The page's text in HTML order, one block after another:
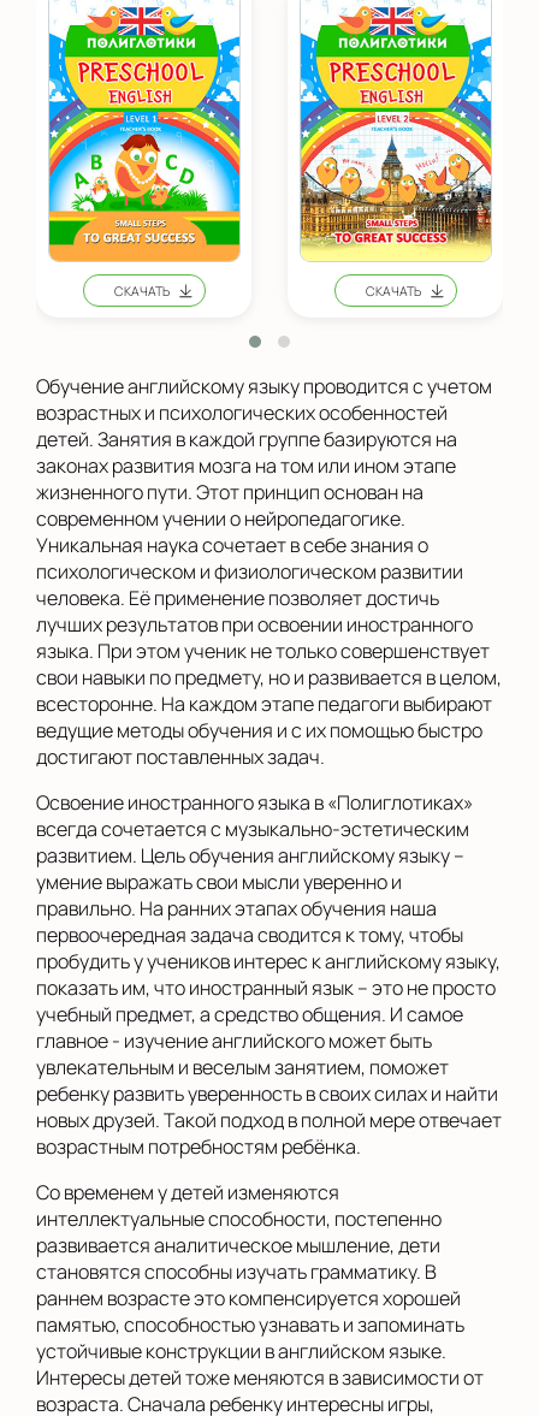
Обучение английскому языку проводится с учетом
возрастных и психологических особенностей
детей. Занятия в каждой группе базируются на
законах развития мозга на том или ином этапе
жизненного пути. Этот принцип основан на
современном учении о нейропедагогике.
Уникальная наука сочетает в себе знания о
психологическом и физиологическом развитии
человека. Её применение позволяет достичь
лучших результатов при освоении иностранного
языка. При этом ученик не только совершенствует
свои навыки по предмету, но и развивается в целом,
всесторонне. На каждом этапе педагоги выбирают
ведущие методы обучения и с их помощью быстро
достигают поставленных задач.
Освоение иностранного языка в «Полиглотиках»
всегда сочетается с музыкально-эстетическим
развитием. Цель обучения английскому языку –
умение выражать свои мысли уверенно и
правильно. На ранних этапах обучения наша
первоочередная задача сводится к тому, чтобы
пробудить у учеников интерес к английскому языку,
показать им, что иностранный язык – это не просто
учебный предмет, а средство общения. И самое
главное - изучение английского может быть
увлекательным и веселым занятием, поможет
ребенку развить уверенность в своих силах и найти
новых друзей. Такой подход в полной мере отвечает
возрастным потребностям ребёнка.
Со временем у детей изменяются
интеллектуальные способности, постепенно
развивается аналитическое мышление, дети
становятся способны изучать грамматику. В
раннем возрасте это компенсируется хорошей
памятью, способностью узнавать и запоминать
устойчивые конструкции в английском языке.
Интересы детей тоже меняются в зависимости от
возраста. Сначала ребенку интересны игры,